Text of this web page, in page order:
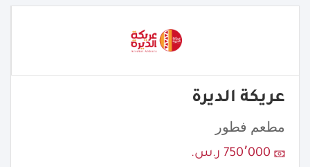
عريكة الديرة
مطعم فطور
750٬000 ر.س.